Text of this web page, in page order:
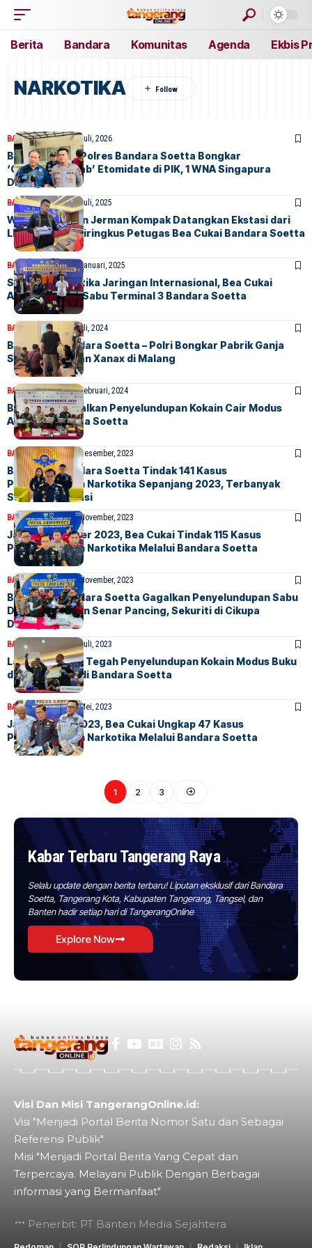
Berita Bandara Komunitas Agenda Ekbis
NARKOTIKA
BANDARABERITA17 Juli, 2026
Bea Cukai dan Polres Bandara Soetta Bongkar
‘Clandestine Lab’ Etomidate di PIK, 1 WNA Singapura
Ditangkap
BANDARABERITA10 Juli, 2025
WN Belanda dan Jerman Kompak Datangkan Ekstasi dari
LN, Keduanya Diringkus Petugas Bea Cukai Bandara Soetta
BANDARABERITA20 Januari, 2025
Sindikat Narkotika Jaringan Internasional, Bea Cukai
Amankan 1,1Kg Sabu Terminal 3 Bandara Soetta
BANDARA BERITA 3 Juli, 2024
Bea Cukai Bandara Soetta – Polri Bongkar Pabrik Ganja
Sinte, Extasi dan Xanax di Malang
BANDARABERITA27 Februari, 2024
Bea Cukai Gagalkan Penyelundupan Kokain Cair Modus
Alkes di Bandara Soetta
BANDARABERITA30 Desember, 2023
Bea Cukai Bandara Soetta Tindak 141 Kasus
Penyelundupan Narkotika Sepanjang 2023, Terbanyak
Sabu dan Ekstasi
BANDARABERITA15 November, 2023
Januari-Oktober 2023, Bea Cukai Tindak 115 Kasus
Penyelundupan Narkotika Melalui Bandara Soetta
BANDARABERITA14 November, 2023
Bea Cukai Bandara Soetta Gagalkan Penyelundupan Sabu
Dalam Gulungan Senar Pancing, Sekuriti di Cikupa
Ditangkap
BANDARA BERITA 25 Juli, 2023
Lagi, Bea Cukai Tegah Penyelundupan Kokain Modus Buku
dan Sertifikat di Bandara Soetta
BANDARABERITA31 Mei, 2023
Januari – Mei 2023, Bea Cukai Ungkap 47 Kasus
Penyelundupan Narkotika Melalui Bandara Soetta
1 2 3
Kabar Terbaru Tangerang Raya
Selalu update dengan berita terbaru! Liputan eksklusif dari Bandara
Soetta, Tangerang Kota, Kabupaten Tangerang, Tangsel, dan
Banten hadir setiap hari di TangerangOnline
Explore Now
Visi Dan Misi TangerangOnline.id:
Visi "Menjadi Portal Berita Nomor Satu dan Sebagai
Referensi Publik"
Misi "Menjadi Portal Berita Yang Cepat dan
Terpercaya. Melayani Publik Dengan Berbagai
informasi yang Bermanfaat"
Penerbit: PT Banten Media Sejahtera